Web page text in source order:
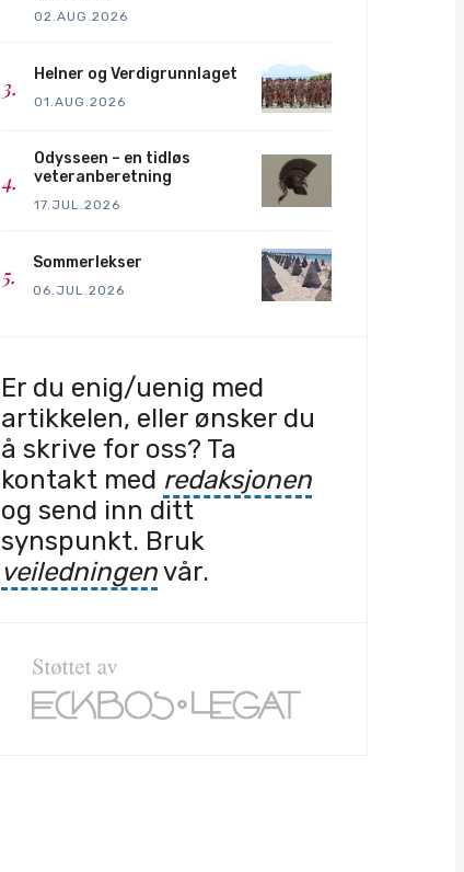
02.AUG.2026
Helner og Verdigrunnlaget
01.AUG.2026
Odysseen – en tidløs
veteranberetning
17.JUL.2026
Sommerlekser
06.JUL.2026
Er du enig/uenig med
artikkelen, eller ønsker du
å skrive for oss? Ta
kontakt med redaksjonen
og send inn ditt
synspunkt. Bruk
veiledningenvår.